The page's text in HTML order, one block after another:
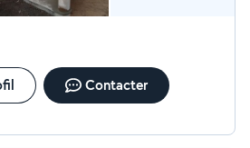
Contacter